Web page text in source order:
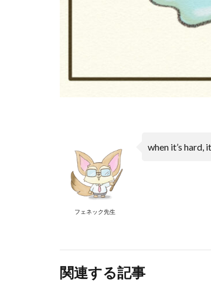
フェネック先生
when it’s hard,
関連する記事